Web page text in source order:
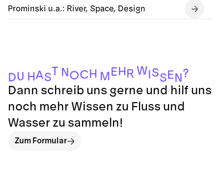
Prominski u.a.: River, Space, Design
DU H AST N OC H M E H R W SS EN?
Dann schreib uns gerne und hilf uns
noch mehr Wissen zu Fluss und
Wasser zu sammeln!
Zum Formular